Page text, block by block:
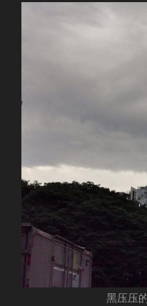
黑压压